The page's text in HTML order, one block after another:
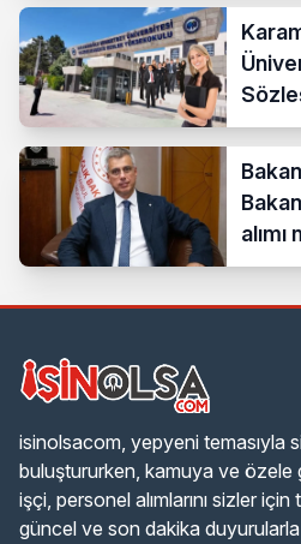
isinolsacom, yepyeni temasıyla
buluştururken, kamuya ve özele
işçi, personel alımlarını sizler
güncel ve son dakika